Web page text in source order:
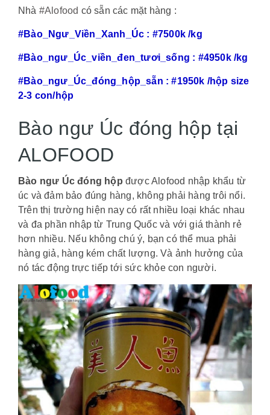
Nhà #Alofood có sẵn các mặt hàng :
#Bào_Ngư_Viền_Xanh_Úc : #7500k /kg
#Bào_ngư_Úc_viền_đen_tươi_sống : #4950k /kg
#Bào_ngư_Úc_đóng_hộp_sẵn : #1950k /hộp size
2-3 con/hộp
Bào ngư Úc đóng hộp tại
ALOFOOD
Bào ngư Úc đóng hộp được Alofood nhập khẩu từ
úc và đảm bảo đúng hàng, không phải hàng trôi nổi.
Trên thị trường hiện nay có rất nhiều loại khác nhau
và đa phần nhập từ Trung Quốc và với giá thành rẻ
hơn nhiều. Nếu không chú ý, bạn có thể mua phải
hàng giả, hàng kém chất lượng. Và ảnh hưởng của
nó tác động trực tiếp tới sức khỏe con người.